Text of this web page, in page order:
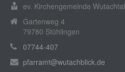
ev. Kirchengemeinde Wutachtal
Gartenweg 4
79780 Stühlingen
07744-407
pfarramt@wutachblick.de